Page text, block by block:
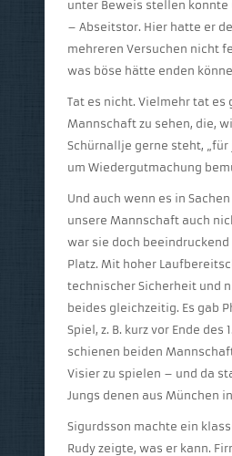
unter Beweis stellen konnte
– Abseitstor. Hier hatte er
mehreren Versuchen nicht
was böse hätte enden
Tat es nicht. Vielmehr tat es
Mannschaft zu sehen, die,
Schürnallje gerne steht,
um Wiedergutmachung
Und auch wenn es in
unsere Mannschaft auch
war sie doch
Platz. Mit hoher
technischer Sicherheit und
beides gleichzeitig. Es gab
Spiel, z. B. kurz vor Ende des
schienen beiden
Visier zu spielen – und da
Jungs denen aus München
Sigurdsson machte ein
Rudy zeigte, was er kann.